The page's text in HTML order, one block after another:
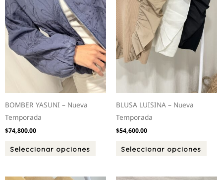
BOMBER YASUNI – Nueva
Temporada
$74,800.00
Seleccionar opciones
se
pueden
elegir
en
la
página
de
producto
BLUSA LUISINA – Nueva
Temporada
$54,600.00
Seleccionar opciones
se
de